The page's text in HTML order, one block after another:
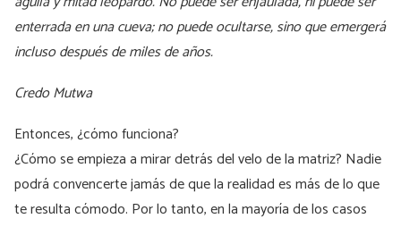
enterrada en una cueva; no puede ocultarse, sino que emergerá
incluso después de miles de años.
Credo Mutwa
Entonces, ¿cómo funciona?
¿Cómo se empieza a mirar detrás del velo de la matriz? Nadie
podrá convencerte jamás de que la realidad es más de lo que
te resulta cómodo. Por lo tanto, en la mayoría de los casos